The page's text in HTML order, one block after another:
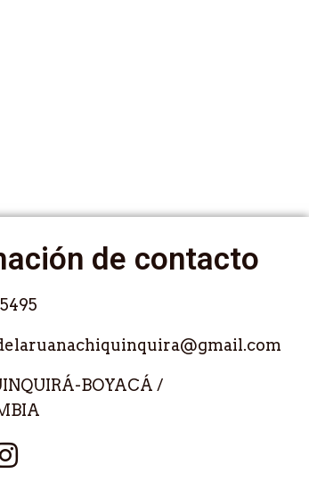
de contacto
BOYACÁ /